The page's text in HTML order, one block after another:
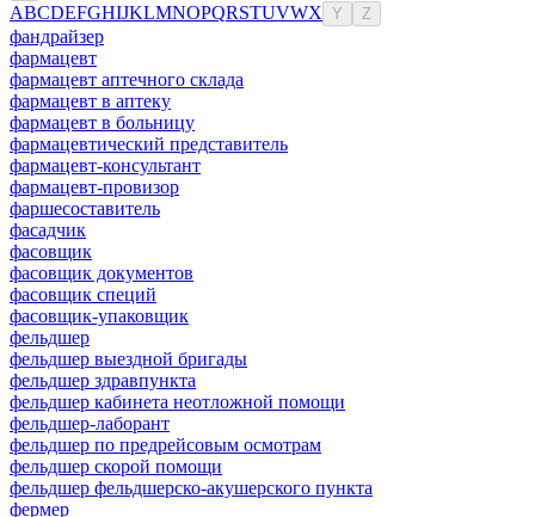
ABCDEFGHIJKLMNOPQRSTUVWX Y Z
фандрайзер
фармацевт
фармацевт аптечного склада
фармацевт в аптеку
фармацевт в больницу
фармацевтический представитель
фармацевт-консультант
фармацевт-провизор
фаршесоставитель
фасадчик
фасовщик
фасовщик документов
фасовщик специй
фасовщик-упаковщик
фельдшер
фельдшер выездной бригады
фельдшер здравпункта
фельдшер кабинета неотложной помощи
фельдшер-лаборант
фельдшер по предрейсовым осмотрам
фельдшер скорой помощи
фельдшер фельдшерско-акушерского пункта
фермер